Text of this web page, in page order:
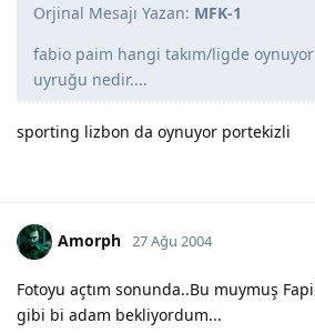
Orjinal Mesajı Yazan: MFK-1
fabio paim hangi takım/ligde oynuyor
uyruğu nedir....
sporting lizbon da oynuyor portekizli
Amorph 27 Ağu 2004
Fotoyu açtım sonunda..Bu muymuş
gibi bi adam bekliyordum...